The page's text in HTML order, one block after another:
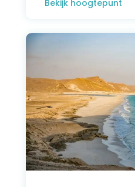
Bekijk hoogtepunt